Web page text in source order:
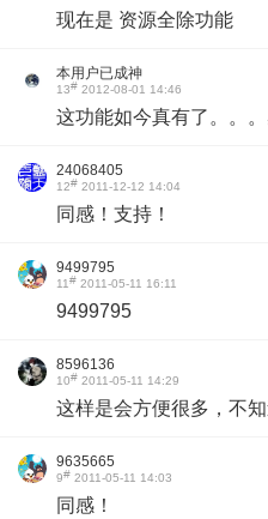
现在是 资源全除功能
本用户已成神
13# 2012-08-01 14:46
这功能如今真有了。。。
24068405
12# 2011-12-12 14:04
同感！支持！
9499795
11# 2011-05-11 16:11
9499795
8596136
10# 2011-05-11 14:29
这样是会方便很多，不
9635665
9# 2011-05-11 14:03
同感！